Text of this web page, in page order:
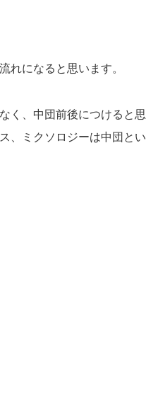
れになると思います。
く、中団前後につけると思
、ミクソロジーは中団とい